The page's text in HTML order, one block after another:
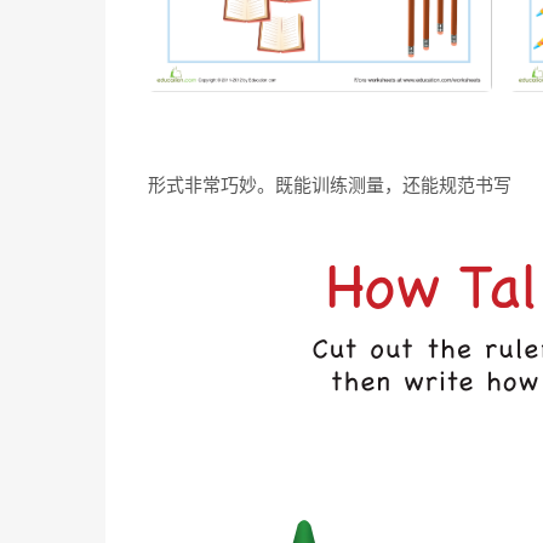
形式非常巧妙。既能训练测量，还能规范书写